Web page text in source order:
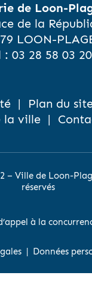
de Loon-
de la
LOON-
: 03 28 58 03 20
| Plan du
la ville |
– Ville de Loon-
réservés
à la
| Données